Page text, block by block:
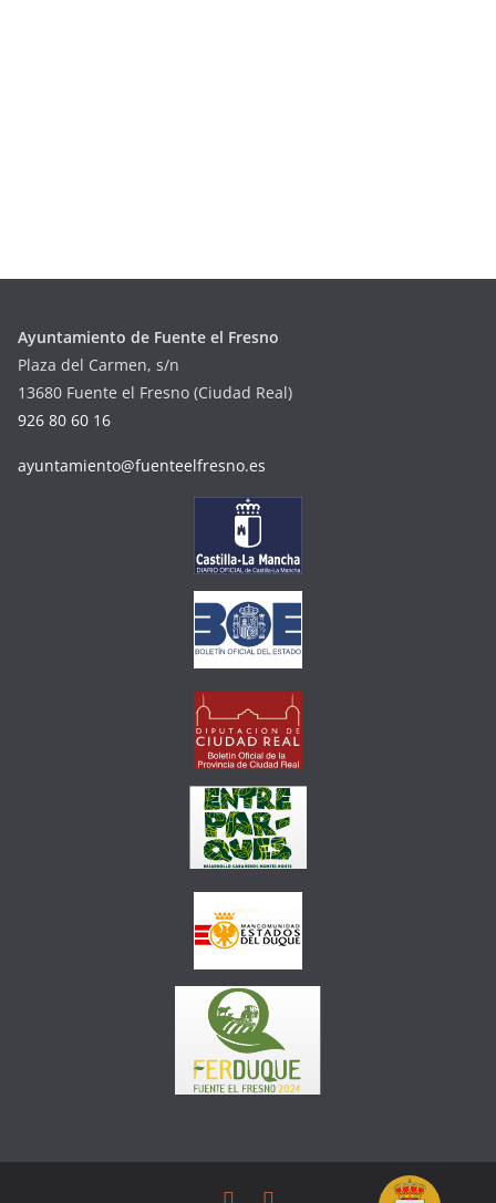
Ayuntamiento de Fuente el Fresno
Plaza del Carmen, s/n
13680 Fuente el Fresno (Ciudad Real)
926 80 60 16
ayuntamiento@fuenteelfresno.es